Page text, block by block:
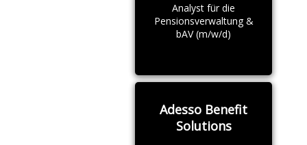
Analyst für die
Pensionsverwaltung &
bAV (m/w/d)
Adesso Benefit
Solutions